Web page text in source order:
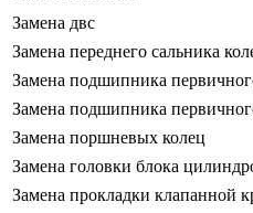
Замена двс
Замена переднего сальника
Замена подшипника
Замена подшипника
Замена поршневых колец
Замена головки блока
Замена прокладки клапанной